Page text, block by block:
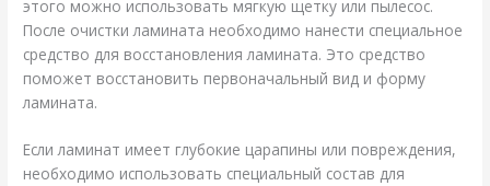
этого можно использовать мягкую щетку или пылесос.
После очистки ламината необходимо нанести специальное
средство для восстановления ламината. Это средство
поможет восстановить первоначальный вид и форму
ламината.
Если ламинат имеет глубокие царапины или повреждения,
необходимо использовать специальный состав для